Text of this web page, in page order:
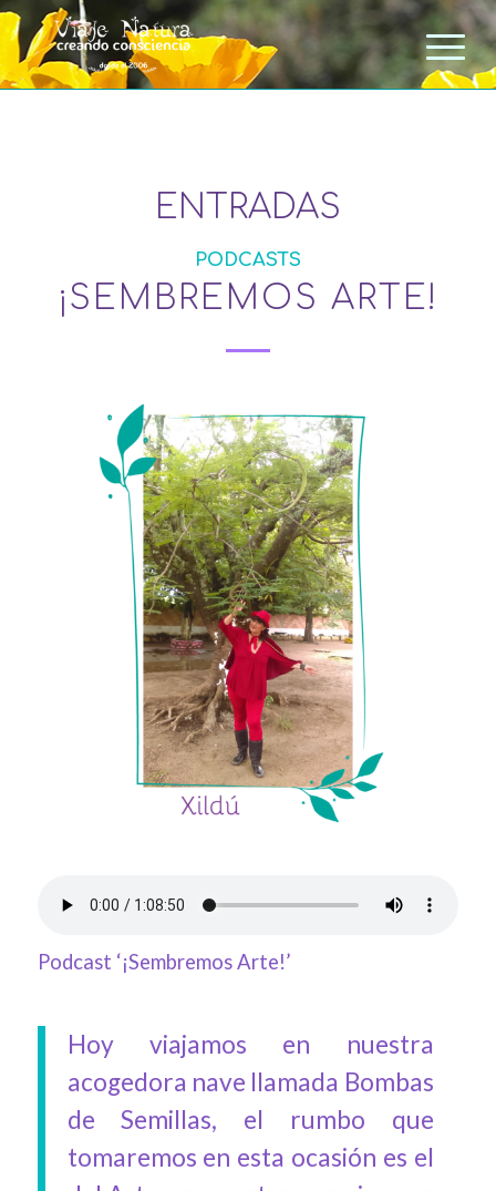
ENTRADAS
PODCASTS
¡SEMBREMOS ARTE!
Podcast ‘¡Sembremos Arte!’
Hoy viajamos en nuestra
acogedora nave llamada Bombas
de Semillas, el rumbo que
tomaremos en esta ocasión es el